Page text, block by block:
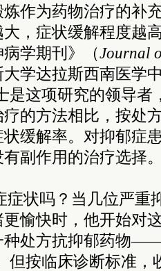
作为药物治疗的补
，症状缓解程度越
学期刊》（Journal
学达拉斯西南医学
是这项研究的领导者
的方法相比，按处
缓解率。对抑郁症
副作用的治疗选择
症状吗？当几位严重
愉快时，他开始对
种处方抗抑郁药物
但按临床诊断标准